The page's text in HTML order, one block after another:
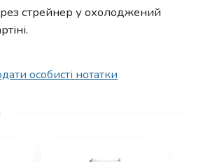
стрейнер у охолоджений
особисті нотатки